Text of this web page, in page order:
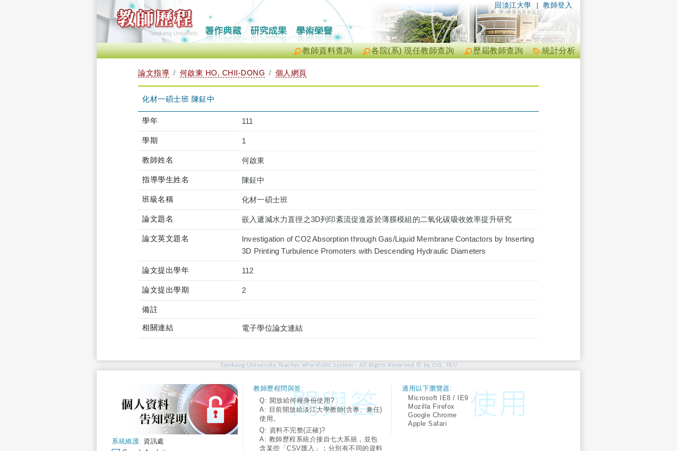
| 教師登入
回淡江大學
統計分析
歷屆教師查詢
各院(系) 現任教師查詢
教師資料查詢
論文指導 何啟東 HO, CHII-DONG 個人網頁
化材一碩士班 陳鉦中
學年 111
學期 1
教師姓名 何啟東
指導學生姓名 陳鉦中
班級名稱 化材一碩士班
論文題名 嵌入遞減水力直徑之3D列印紊流促進器於薄膜模組的二氧化碳吸收效率提升研究
論文英文題名
Investigation of CO2 Absorption through Gas/Liquid Membrane Contactors by Inserting
3D Printing Turbulence Promoters with Descending Hydraulic Diameters
論文提出學年 112
論文提出學期 2
備註
相關連結 電子學位論文連結
Tamkang University Teacher ePortfolio System - All Rights Reserved © by OIS, TKU
系統維護: 資訊處
教師歷程問與答:
Q: 開放給何種身份使用?
A: 目前開放給淡江大學教師(含專、兼任)
使用。
Q: 資料不完整(正確)?
A: 教師歷程系統介接自七大系統，並包
含某些「CSV匯入」；分別有不同的資料
適用以下瀏覽器:
Microsoft IE8 / IE9
Mozilla Firefox
Google Chrome
Apple Safari